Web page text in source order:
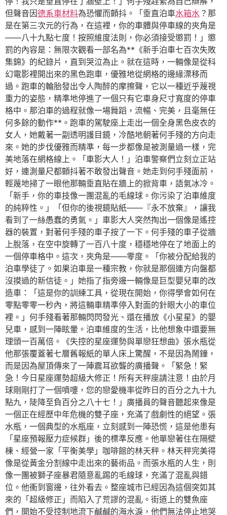
但聲音因德系車材料為恐懼而顫抖。「垂直泊車水箱水 ？那
是在第三次元的行為，在這裡，你的車體與停車線的夾角是
——八十九點七度！按照維度法則，你必須接受懲罰！」懲
罰的內容是：無限次觀看一部名為**《新手泊車七百次失敗
集錦》的紀錄片，直到哭泣為止。就在這時，一輛像是從科
幻電影裡開出來的黑色跑車，優雅地從網格的邊緣漂移而
過。跑車的輪胎發出令人陶醉的摩擦聲，它以一種近乎蔑視
重力的姿態，精準地停進了一個只有它車身尺寸寬度的停車
格中。那泊車的過程就像一場舞蹈，流暢、完美，且毫無任
何多餘的動作**。跑車的駕駛座上走出一個全身黑色皮衣的
女人，她戴著一副透明護目鏡，冷酷地朝著何手殘的方向走
來。她的步伐優雅而精準，每一步都像是被測量過一樣，完
美地落在網格線上。「車影大人！」泊車警察們立刻立正站
好，連測量尺都顫抖著不敢發出聲音。她走到何手殘面前，
輕蔑地掃了一眼他那輛垂直貼在牆上的掀背車，語氣冰冷。
「新手，你的車技像一團混亂的毛線球。你污染了泊車維度
的純粹性。」「但你的後視鏡貼紙——『永不放棄』，讓我
看到了一絲愚蠢的勇氣。」車影大人突然掏出一個像是遙控
器的裝置，對著何手殘的車子按了一下。何手殘的車子從牆
上脫落，在空中旋轉了一百八十度，穩穩地停在了地面上的
一個停車格中。這次，夾角是——零度。「你被分配給我的
泊車學徒了。如果泊車是一種宗教，你就是那個連方向盤都
沒摸過的新信徒。」她指了指旁邊一輛像是巨型嬰兒車的改
造車：「這是你的訓練工具，從現在開始，你得學會如何在
零點零零一秒內，將這輛車精準停入對面的針眼大小的車位
裡。」何手殘看著那輛閃閃發光、還在播放《小星星》的嬰
兒車，感到一陣眩暈。泊車維度的生活，比他想象中還要無
理頭一百萬倍。《失控的星座運勢與單戀狂想曲》張水瓶從
他那張覆蓋著七層舊報紙的單人床上驚醒，不是因為鬧鐘，
而是因為屋頂傳來了一陣震耳欲聾的廣播聲。「緊急！緊
急！今日星座運勢超級大修正！所有天秤座請注意！由於月
球剛剛打了一個噴嚏，您的戀愛機率從昨日的百分之九十九
點九，陡降至負百分之八十七！」廣播員的聲音聽起來像是
一個正在經歷中年危機的雙子座，充滿了戲劇性的絕望。張
水瓶，一個典型的水瓶座，立刻感到一陣恐慌，這是他患有
「星座預報壓力症候群」後的標準反應。他單戀著住在隔壁
棟、經營一家「平衡美學」咖啡館的林天秤。林天秤完美得
像是從黃金分割線中走出來的藝術品。而張水瓶的人生，則
像一團被獅子座暴君隨意亂踢的毛線球，充滿了混亂與錯
位。他衝到窗邊，往外看去。整座城市已經因為這個突如其
來的「超級修正」而陷入了荒謬的混亂。街道上的雙魚座
們，開始不受控制地流下鹹鹹的海水淚，他們無法停止地哭